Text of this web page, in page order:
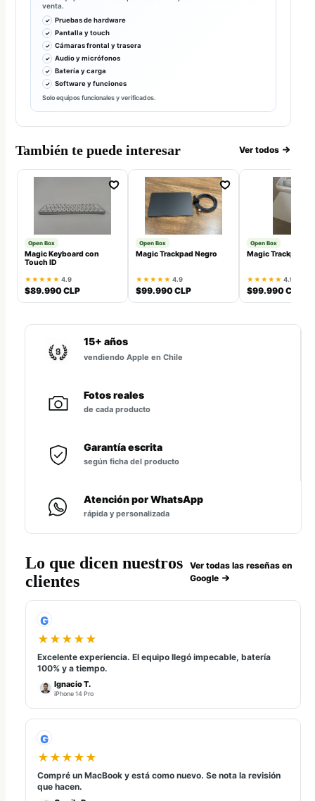
venta.
Pruebas de hardware
Pantalla y touch
Cámaras frontal y trasera
Audio y micrófonos
Batería y carga
Software y funciones
Solo equipos funcionales y verificados.
También te puede interesar Ver todos
Open Box
Magic Keyboard con
Touch ID
★★★★★ 4.9
$89.990 CLP
Open Box
Magic Trackpad Negro
★★★★★ 4.9
$99.990 CLP
Open Box
Magic Trackpad
★★★★★ 4.9
$99.990 CLP
15+ años
vendiendo Apple en Chile
Fotos reales
de cada producto
Garantía escrita
según ficha del producto
Atención por WhatsApp
rápida y personalizada
Lo que dicen nuestros
clientes
Ver todas las reseñas en
Google
G
★★★★★
Excelente experiencia. El equipo llegó impecable, batería
100% y a tiempo.
Ignacio T.
iPhone 14 Pro
G
★★★★★
Compré un MacBook y está como nuevo. Se nota la revisión
que hacen.